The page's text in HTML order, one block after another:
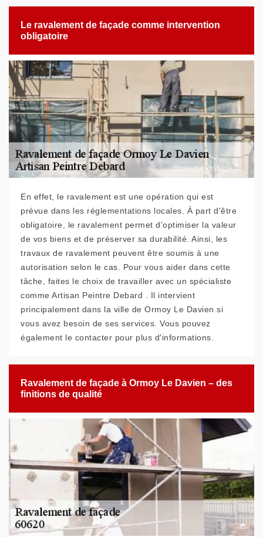
Le ravalement de façade comme intervention
obligatoire
En effet, le ravalement est une opération qui est
prévue dans les réglementations locales. À part d'être
obligatoire, le ravalement permet d'optimiser la valeur
de vos biens et de préserver sa durabilité. Ainsi, les
travaux de ravalement peuvent être soumis à une
autorisation selon le cas. Pour vous aider dans cette
tâche, faites le choix de travailler avec un spécialiste
comme Artisan Peintre Debard . Il intervient
principalement dans la ville de Ormoy Le Davien si
vous avez besoin de ses services. Vous pouvez
également le contacter pour plus d'informations.
Ravalement de façade à Ormoy Le Davien – des
finitions de qualité